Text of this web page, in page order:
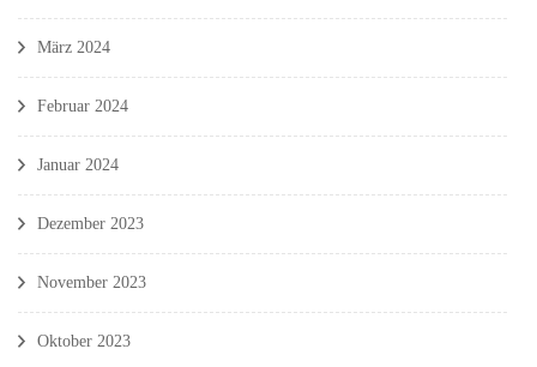
März 2024
Februar 2024
Januar 2024
Dezember 2023
November 2023
Oktober 2023